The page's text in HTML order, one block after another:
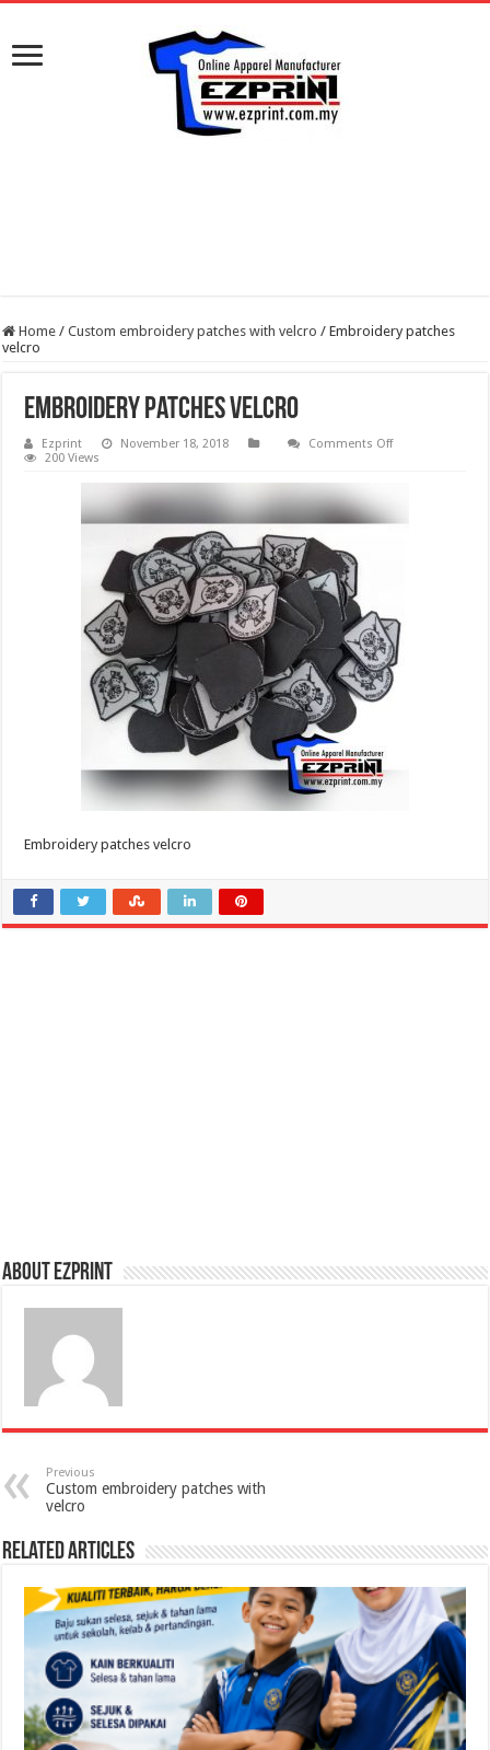
Home / Custom embroidery patches with velcro / Embroidery patches
velcro
Embroidery patches velcro
Ezprint November 18, 2018 Comments Offon
200 Views
Embroidery patches velcro
About Ezprint
Previous
Custom embroidery patches with
velcro
Related Articles